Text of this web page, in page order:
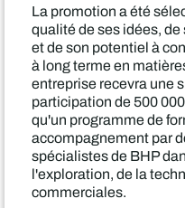
La promotion a été
qualité de ses idées,
et de son potentiel à
à long terme en
entreprise recevra une
participation de 500
qu'un programme de
accompagnement par
spécialistes de BHP
l'exploration, de la
commerciales.